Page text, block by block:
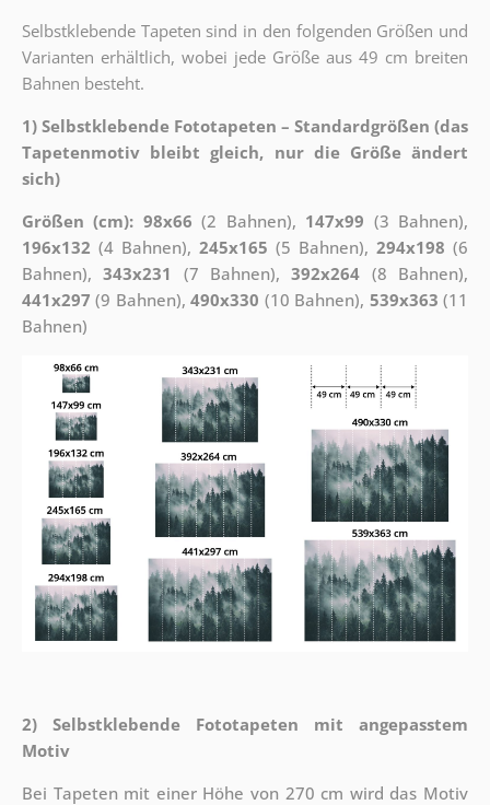
Selbstklebende Tapeten sind in den folgenden Größen und
Varianten erhältlich, wobei jede Größe aus 49 cm breiten
Bahnen besteht.
1) Selbstklebende Fototapeten – Standardgrößen (das
Tapetenmotiv bleibt gleich, nur die Größe ändert
sich)
Größen (cm): 98x66 (2 Bahnen), 147x99 (3 Bahnen),
196x132 (4 Bahnen), 245x165 (5 Bahnen),294x198 (6
Bahnen),343x231 (7 Bahnen),392x264 (8 Bahnen),
441x297 (9 Bahnen),490x330 (10 Bahnen), 539x363 (11
Bahnen)
2) Selbstklebende Fototapeten mit angepasstem
Motiv
Bei Tapeten mit einer Höhe von 270 cm wird das Motiv